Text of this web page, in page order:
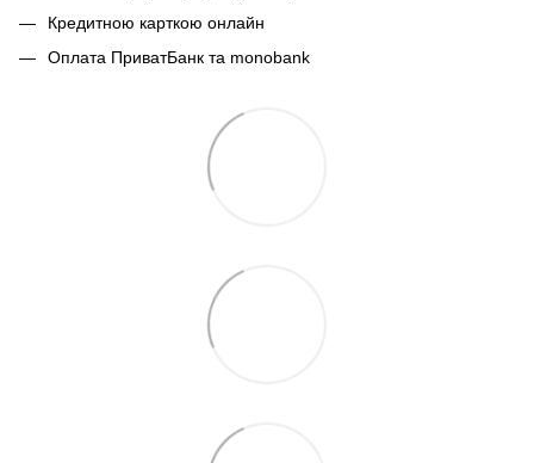
Кредитною карткою онлайн
Оплата ПриватБанк та monobank